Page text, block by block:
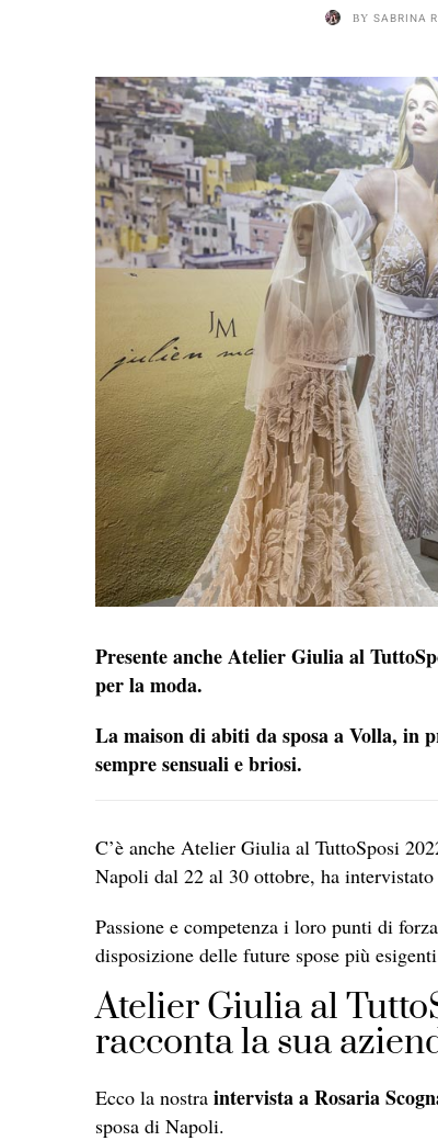
BYSABRINA
Presente anche Atelier Giulia al
per la moda.
La maison di abiti da sposa a Volla, in
sempre sensuali e briosi.
C’è anche Atelier Giulia al TuttoSposi
Napoli dal 22 al 30 ottobre, ha intervistato
Passione e competenza i loro punti di
disposizione delle future spose più
Atelier Giulia al
racconta la sua
Ecco la nostra intervista a Rosaria
sposa di Napoli.